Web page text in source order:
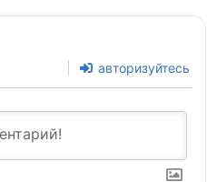
авторизуйтесь